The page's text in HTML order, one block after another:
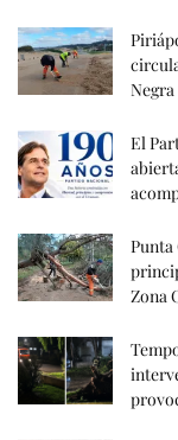
El
Punta
Zona